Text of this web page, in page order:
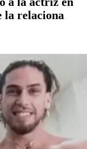
la relaciona